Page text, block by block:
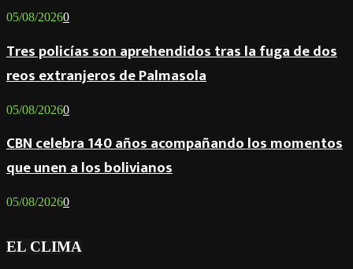
05/08/20260
Tres policías son aprehendidos tras la fuga de dos
reos extranjeros de Palmasola
05/08/20260
CBN celebra 140 años acompañando los momentos
que unen a los bolivianos
05/08/20260
EL CLIMA